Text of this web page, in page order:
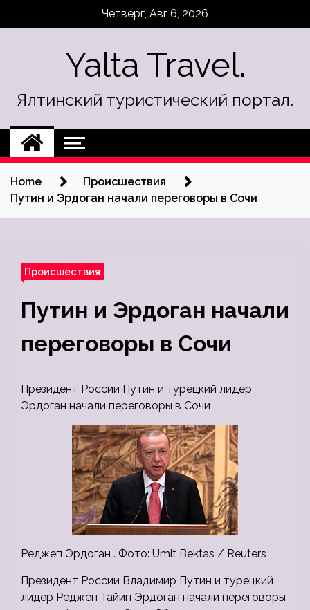
Четверг, Авг 6, 2026
Yalta Travel.
Ялтинский туристический портал.
Home
Происшествия
Путин и Эрдоган начали переговоры в Сочи
Происшествия
Путин и Эрдоган начали
переговоры в Сочи
Президент России Путин и турецкий лидер
Эрдоган начали переговоры в Сочи
Реджеп Эрдоган . Фото: Umit Bektas / Reuters
Президент России Владимир Путин и турецкий
лидер Реджеп Тайип Эрдоган начали переговоры